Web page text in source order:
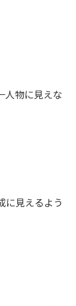
人物に見えな
に見えるよう